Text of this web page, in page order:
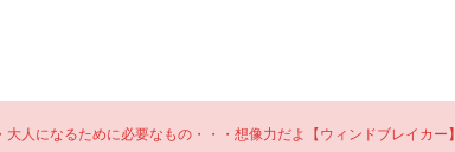
人になるために必要なもの・・・想像力だよ【ウィンドブレイカー】